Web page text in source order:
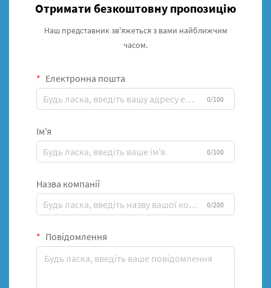
Отримати безкоштовну пропозицію
Наш представник зв'яжеться з вами найближчим
часом.
Електронна пошта
0/100
Ім'я
0/100
Назва компанії
0/200
Повідомлення